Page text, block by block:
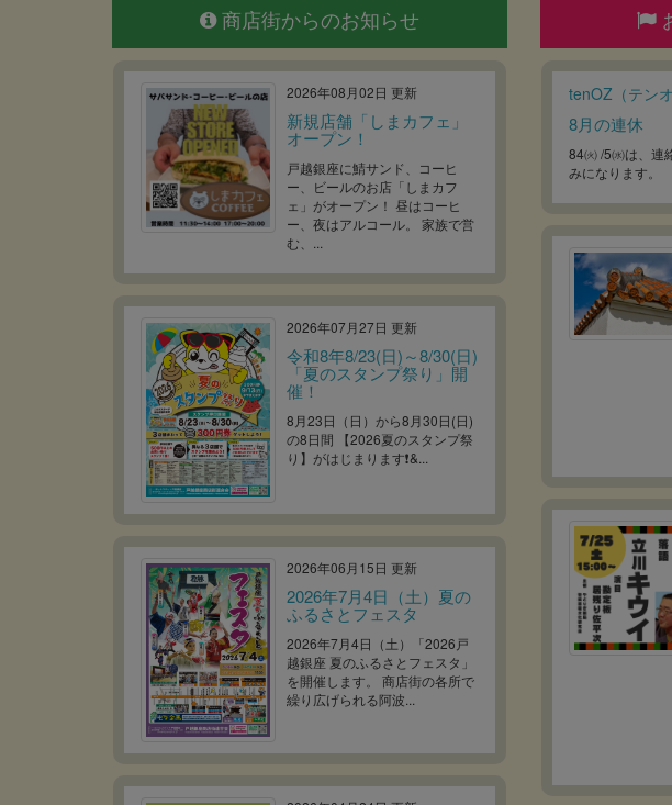
商店街からのお知らせ
2026年08月02日 更新
新規店舗「しまカフェ」
オープン！
戸越銀座に鯖サンド、コーヒ
ー、ビールのお店「しまカフ
ェ」がオープン！ 昼はコーヒ
ー、夜はアルコール。 家族で営
む、...
2026年07月27日 更新
令和8年8/23(日)～8/30(日)
「夏のスタンプ祭り」開
催！
8月23日（日）から8月30日(日)
の8日間 【2026夏のスタンプ祭
り】がはじまります❗&...
2026年06月15日 更新
2026年7月4日（土）夏の
ふるさとフェスタ
2026年7月4日（土）「2026戸
越銀座 夏のふるさとフェスタ」
を開催します。 商店街の各所で
繰り広げられる阿波...
tenOZ（テンオ
8月の連休
84㈫ /5㈬は、連
みになります。